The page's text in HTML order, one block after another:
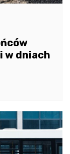
w dniach